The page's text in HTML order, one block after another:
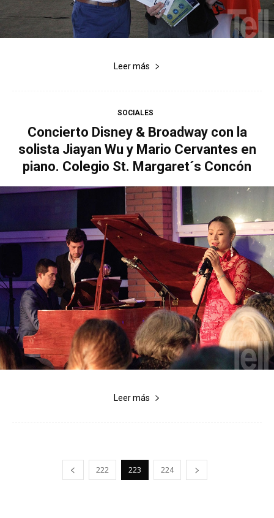
Leer más
SOCIALES
Concierto Disney & Broadway con la
solista Jiayan Wu y Mario Cervantes en
piano. Colegio St. Margaret´s Concón
Leer más
222 223 224